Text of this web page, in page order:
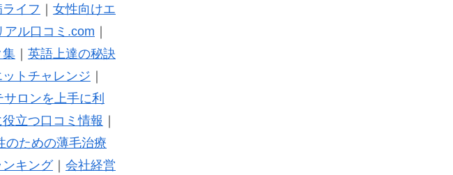
イフ
女性向けエ
アル口コミ.com
集｜ 英語上達の秘訣
ットチャレンジ
サロンを上手に利
立つ口コミ情報
のための薄毛治療
キング｜ 会社経営